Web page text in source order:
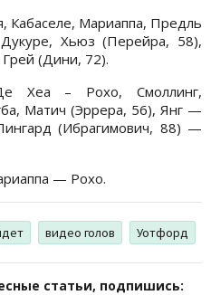
Кабаселе, Мариаппа, Предль
Хьюз (Перейра, 58),
(Дини, 72).
Хеа – Рохо, Смоллинг,
Матич (Эррера, 56), Янг —
(Ибрагимович, 88) —
— Рохо.
видео голов Уотфорд
статьи, подпишись: